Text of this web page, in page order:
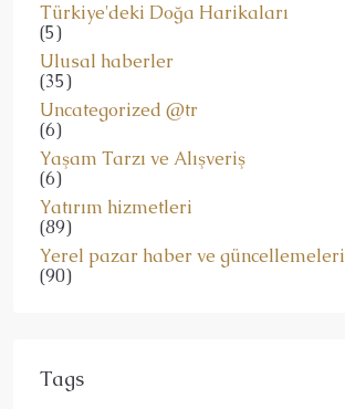
Türkiye'deki Doğa Harikaları
(5)
Ulusal haberler
(35)
Uncategorized @tr
(6)
Yaşam Tarzı ve Alışveriş
(6)
Yatırım hizmetleri
(89)
Yerel pazar haber ve güncellemeleri
(90)
Tags